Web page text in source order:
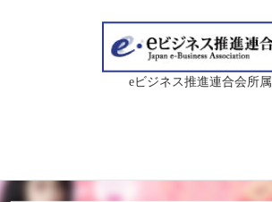
eビジネス推進連合会所属